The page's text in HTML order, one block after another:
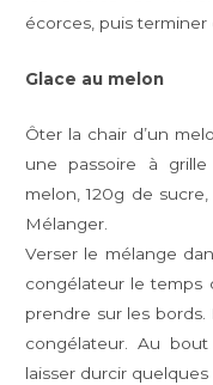
écorces, puis
Glace au melon
Ôter la chair d’un
une passoire à
melon, 120g de
Mélanger.
Verser le mélange
congélateur le temps
prendre sur les
congélateur. Au
laisser durcir quelques